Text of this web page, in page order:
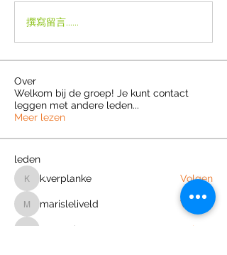
撰寫留言......
Over
Welkom bij de groep! Je kunt contact
leggen met andere leden...
Meer lezen
leden
k.verplanke
k.verplanke Volgen
marisleliveld
marisleliveld Volgen
zoey.seinen Volgen